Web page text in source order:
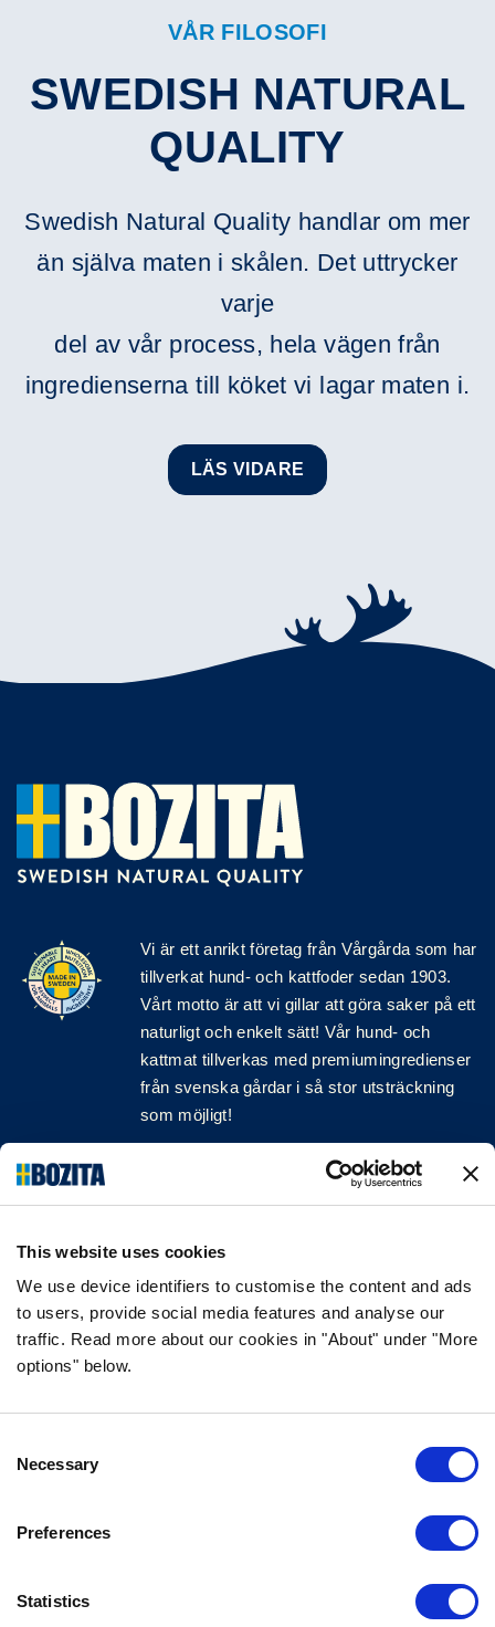
This website uses cookies
We use device identifiers to customise the content and ads
to users, provide social media features and analyse our
traffic. Read more about our cookies in "About" under "More
options" below.
Selection
Necessary
Preferences
Statistics
VÅR FILOSOFI
SWEDISH NATURAL
QUALITY
Swedish Natural Quality handlar om mer
än själva maten i skålen. Det uttrycker
varje
del av vår process, hela vägen från
ingredienserna till köket vi lagar maten i.
LÄS VIDARE
Vi är ett anriktföretag från Vårgårda som har
tillverkat hund- och kattfoder sedan 1903.
Vårt motto är att vi gillar att göra saker på ett
naturligt och enkelt sätt! Vår hund- och
kattmat tillverkas med premiumingredienser
från svenska gårdar i så stor utsträckning
som möjligt!
Följ oss på sociala medier
INFORMATION
VANLIGA FRÅGOR & SVAR
OM FÖRETAGET
KUNDTJÄNST
INFO@BOZITA.SE